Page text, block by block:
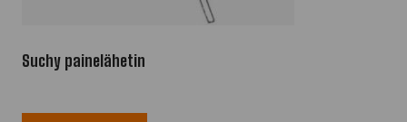
Suchy painelähetin